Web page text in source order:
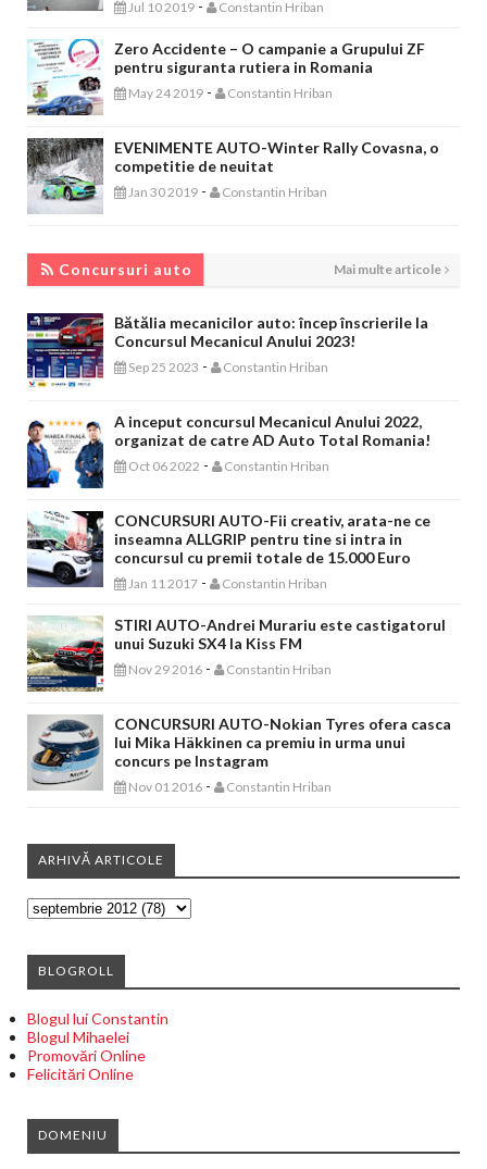
Jul 10 2019 - Constantin Hriban
Zero Accidente – O campanie a Grupului ZF
pentru siguranta rutiera in Romania
May 24 2019 - Constantin Hriban
EVENIMENTE AUTO-Winter Rally Covasna, o
competitie de neuitat
Jan 30 2019 - Constantin Hriban
Concursuri auto Mai multe articole
Bătălia mecanicilor auto: încep înscrierile la
Concursul Mecanicul Anului 2023!
Sep 25 2023 - Constantin Hriban
A inceput concursul Mecanicul Anului 2022,
organizat de catre AD Auto Total Romania!
Oct 06 2022 - Constantin Hriban
CONCURSURI AUTO-Fii creativ, arata-ne ce
inseamna ALLGRIP pentru tine si intra in
concursul cu premii totale de 15.000 Euro
Jan 11 2017 - Constantin Hriban
STIRI AUTO-Andrei Murariu este castigatorul
unui Suzuki SX4 la Kiss FM
Nov 29 2016 - Constantin Hriban
CONCURSURI AUTO-Nokian Tyres ofera casca
lui Mika Häkkinen ca premiu in urma unui
concurs pe Instagram
Nov 01 2016 - Constantin Hriban
ARHIVĂ ARTICOLE
BLOGROLL
Blogul lui Constantin
Blogul Mihaelei
Promovări Online
Felicitări Online
DOMENIU